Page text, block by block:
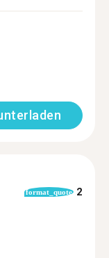
format_quote 2